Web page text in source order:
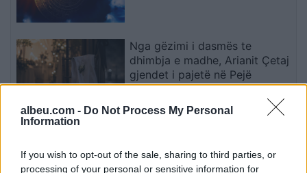
albeu.com - Do Not Process My Personal
Information
If you wish to opt-out of the sale, sharing to third parties, or
processing of your personal or sensitive information for
Nga gëzimi i dasmës te
dhimbja e madhe, Arianit Çetaj
gjendet i pajetë në Pejë
zbardhen tri arsyet e vendimit